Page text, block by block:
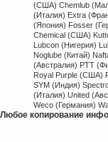
(США) Chemlub
(Италия) Extra
(Япония) Fosser
Chemical (США)
Lubcon (Нигерия)
Noglube (Китай)
(Австралия) PTT
Royal Purple (США)
SYM (Индия)
(Италия) United
Weco (Германия)
Любое копирование